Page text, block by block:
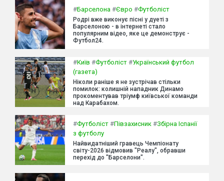
#Барселона #Євро #Футболіст
Родрі вже виконує пісні у дуеті з
Барселоною - в інтернеті стало
популярним відео, яке це демонструє -
Футбол24.
#Київ #Футболіст #Український футбол
(газета)
Ніколи раніше я не зустрічав стільки
помилок: колишній нападник Динамо
прокоментував тріумф київської команди
над Карабахом.
#Футболіст #Півзахисник #Збірна Іспанії
з футболу
Найвидатніший гравець Чемпіонату
світу-2026 відмовив "Реалу", обравши
перехід до "Барселони".